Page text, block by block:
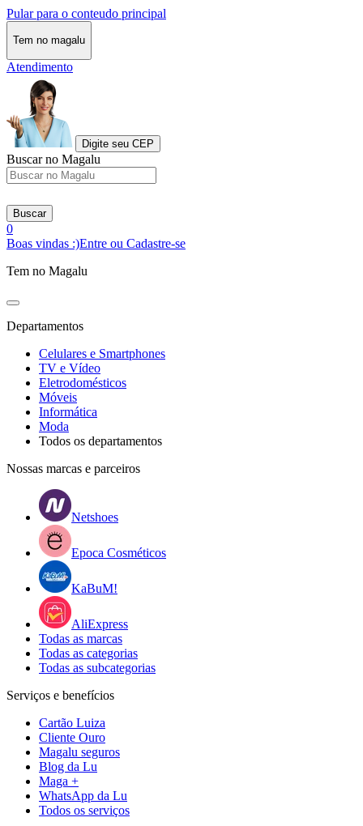
Pular para o conteudo principal
Tem no magalu
Atendimento
Digite seu CEP
Buscar no Magalu
Buscar
0
Boas vindas :)Entre ou Cadastre-se
Tem no Magalu
Departamentos
Celulares e Smartphones
TV e Vídeo
Eletrodomésticos
Móveis
Informática
Moda
Todos os departamentos
Nossas marcas e parceiros
Netshoes
Epoca Cosméticos
KaBuM!
AliExpress
Todas as marcas
Todas as categorias
Todas as subcategorias
Serviços e benefícios
Cartão Luiza
Cliente Ouro
Magalu seguros
Blog da Lu
Maga +
WhatsApp da Lu
Todos os serviços